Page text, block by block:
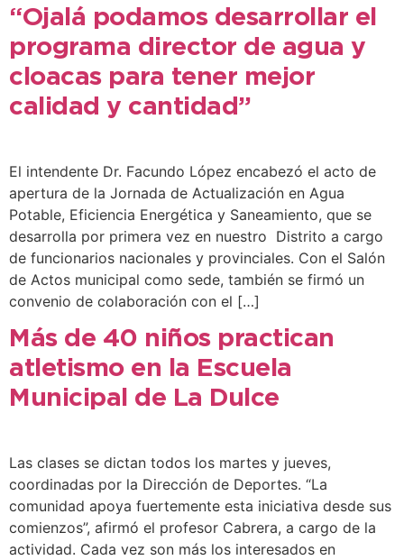
“Ojalá podamos desarrollar el
programa director de agua y
cloacas para tener mejor
calidad y cantidad”
El intendente Dr. Facundo López encabezó el acto de
apertura de la Jornada de Actualización en Agua
Potable, Eficiencia Energética y Saneamiento, que se
desarrolla por primera vez en nuestro Distrito a cargo
de funcionarios nacionales y provinciales. Con el Salón
de Actos municipal como sede, también se firmó un
convenio de colaboración con el […]
Más de 40 niños practican
atletismo en la Escuela
Municipal de La Dulce
Las clases se dictan todos los martes y jueves,
coordinadas por la Dirección de Deportes. “La
comunidad apoya fuertemente esta iniciativa desde sus
comienzos”, afirmó el profesor Cabrera, a cargo de la
actividad. Cada vez son más los interesados en